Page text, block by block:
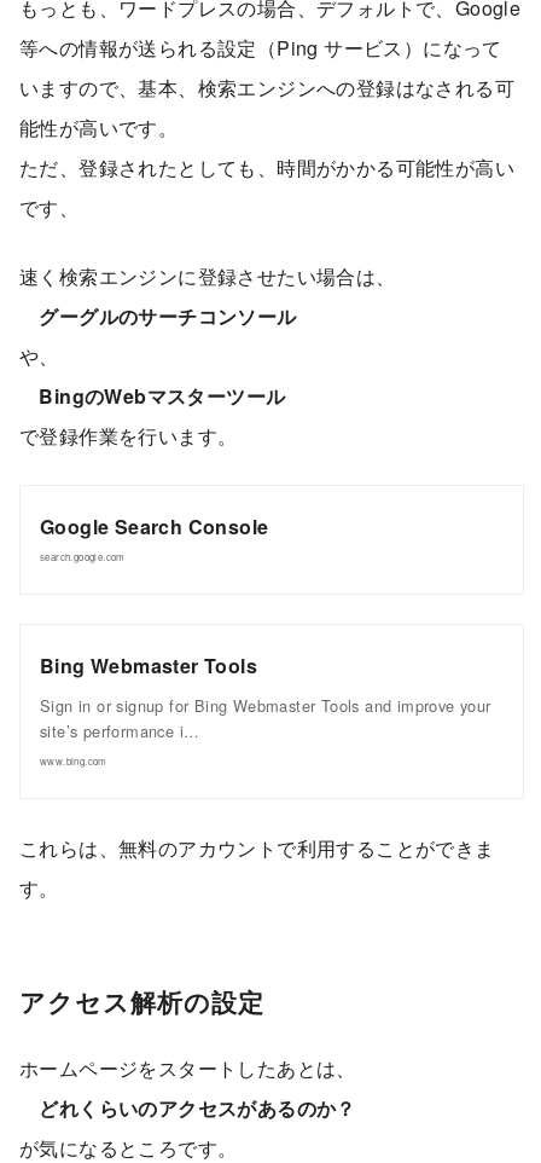
もっとも、ワードプレスの場合、デフォルトで、Google
等への情報が送られる設定（Ping サービス）になって
いますので、基本、検索エンジンへの登録はなされる可
能性が高いです。
ただ、登録されたとしても、時間がかかる可能性が高い
です、
速く検索エンジンに登録させたい場合は、
グーグルのサーチコンソール
や、
BingのWebマスターツール
で登録作業を行います。
Google Search Console
search.google.com
Bing Webmaster Tools
Sign in or signup for Bing Webmaster Tools and improve your
site’s performance i…
www.bing.com
これらは、無料のアカウントで利用することができま
す。
アクセス解析の設定
ホームページをスタートしたあとは、
どれくらいのアクセスがあるのか？
が気になるところです。